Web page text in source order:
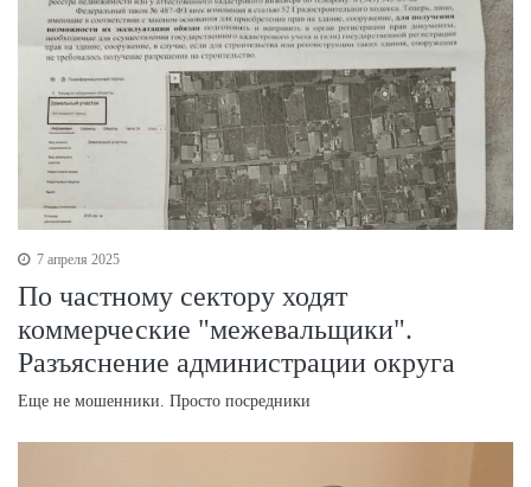
7 апреля 2025
По частному сектору ходят
коммерческие "межевальщики".
Разъяснение администрации округа
Еще не мошенники. Просто посредники